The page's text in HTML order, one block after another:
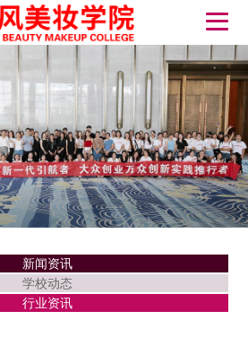
新闻资讯
学校动态
行业资讯